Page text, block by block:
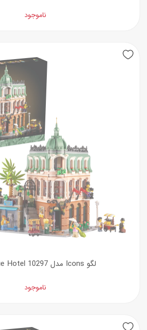
ناموجود
لگو Icons مدل Boutique Hotel 10297
ناموجود